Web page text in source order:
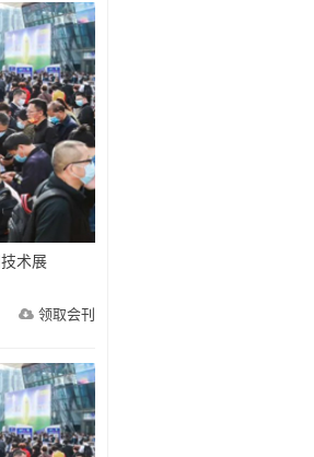
术展
领取会刊